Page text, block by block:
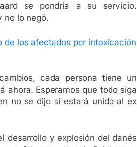
se pondría a su servicio.
no lo negó.
de los afectados por intoxicación
cada persona tiene un
ahora. Esperamos que todo siga
no se dijo si estará unido al ex
desarrollo y explosión del danés